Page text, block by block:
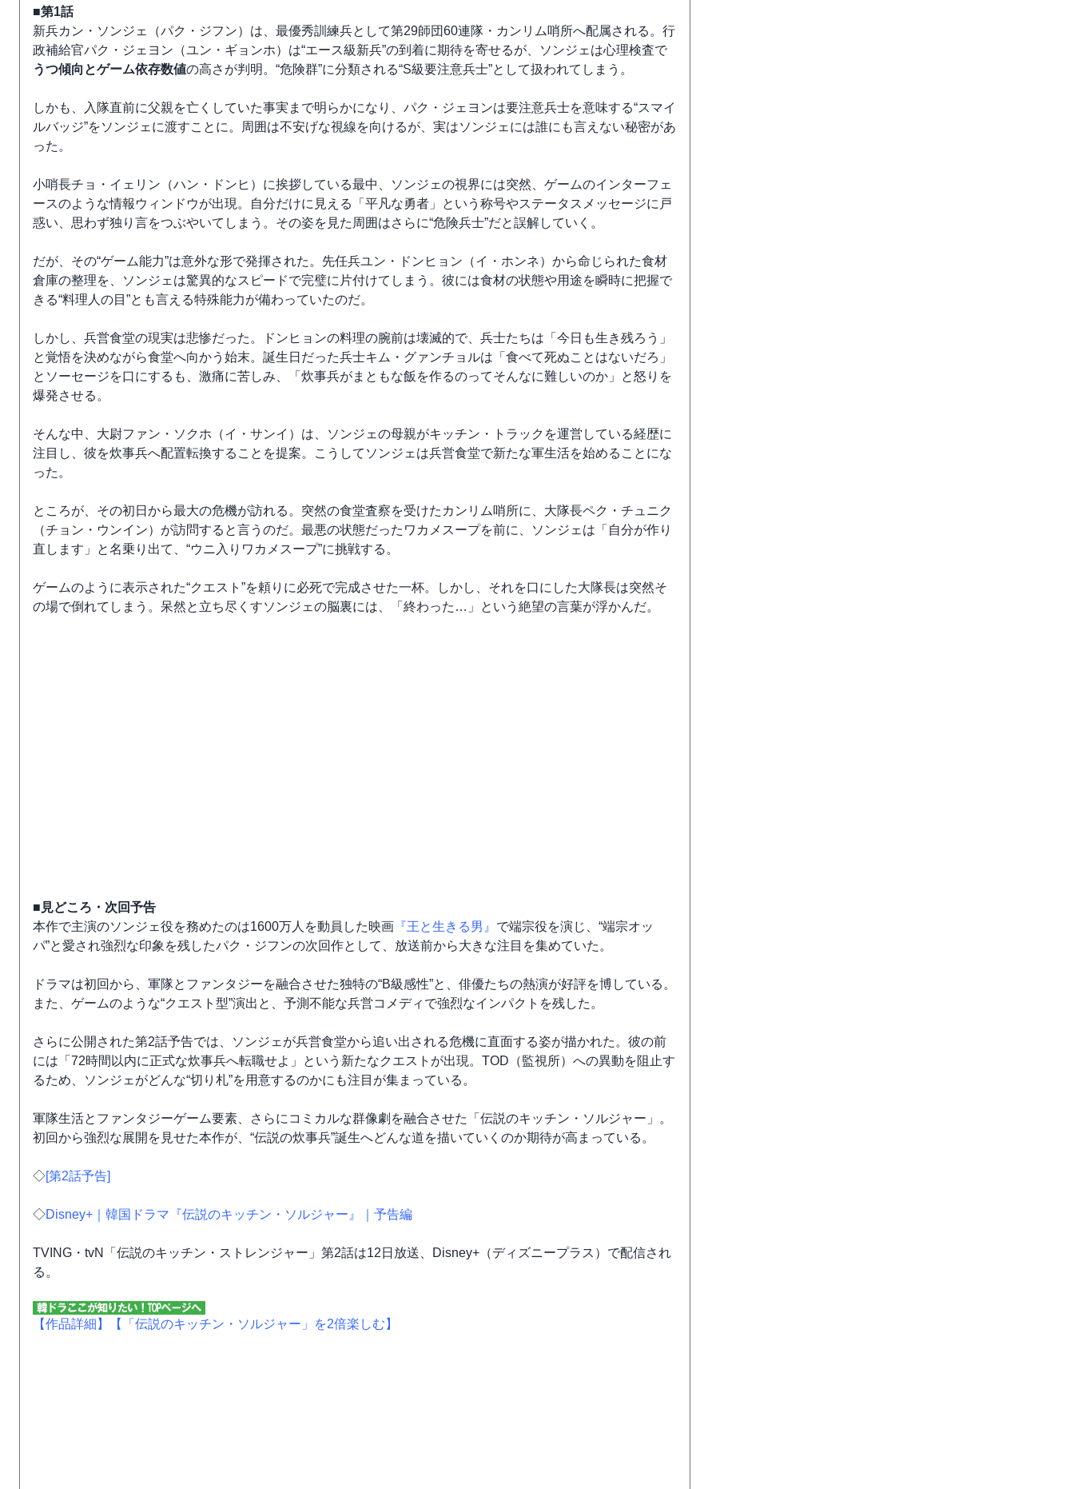
■第1話
新兵カン・ソンジェ（パク・ジフン）は、最優秀訓練兵として第29師団60連隊・カンリム哨所へ配属される。行
政補給官パク・ジェヨン（ユン・ギョンホ）は“エース級新兵”の到着に期待を寄せるが、ソンジェは心理検査で
うつ傾向とゲーム依存数値の高さが判明。“危険群”に分類される“S級要注意兵士”として扱われてしまう。
しかも、入隊直前に父親を亡くしていた事実まで明らかになり、パク・ジェヨンは要注意兵士を意味する“スマイ
ルバッジ”をソンジェに渡すことに。周囲は不安げな視線を向けるが、実はソンジェには誰にも言えない秘密があ
った。
小哨長チョ・イェリン（ハン・ドンヒ）に挨拶している最中、ソンジェの視界には突然、ゲームのインターフェ
ースのような情報ウィンドウが出現。自分だけに見える「平凡な勇者」という称号やステータスメッセージに戸
惑い、思わず独り言をつぶやいてしまう。その姿を見た周囲はさらに“危険兵士”だと誤解していく。
だが、その“ゲーム能力”は意外な形で発揮された。先任兵ユン・ドンヒョン（イ・ホンネ）から命じられた食材
倉庫の整理を、ソンジェは驚異的なスピードで完璧に片付けてしまう。彼には食材の状態や用途を瞬時に把握で
きる“料理人の目”とも言える特殊能力が備わっていたのだ。
しかし、兵営食堂の現実は悲惨だった。ドンヒョンの料理の腕前は壊滅的で、兵士たちは「今日も生き残ろう」
と覚悟を決めながら食堂へ向かう始末。誕生日だった兵士キム・グァンチョルは「食べて死ぬことはないだろ」
とソーセージを口にするも、激痛に苦しみ、「炊事兵がまともな飯を作るのってそんなに難しいのか」と怒りを
爆発させる。
そんな中、大尉ファン・ソクホ（イ・サンイ）は、ソンジェの母親がキッチン・トラックを運営している経歴に
注目し、彼を炊事兵へ配置転換することを提案。こうしてソンジェは兵営食堂で新たな軍生活を始めることにな
った。
ところが、その初日から最大の危機が訪れる。突然の食堂査察を受けたカンリム哨所に、大隊長ペク・チュニク
（チョン・ウンイン）が訪問すると言うのだ。最悪の状態だったワカメスープを前に、ソンジェは「自分が作り
直します」と名乗り出て、“ウニ入りワカメスープ”に挑戦する。
ゲームのように表示された“クエスト”を頼りに必死で完成させた一杯。しかし、それを口にした大隊長は突然そ
の場で倒れてしまう。呆然と立ち尽くすソンジェの脳裏には、「終わった…」という絶望の言葉が浮かんだ。
■見どころ・次回予告
本作で主演のソンジェ役を務めたのは1600万人を動員した映画 『王と生きる男』 で端宗役を演じ、“端宗オッ
パ”と愛され強烈な印象を残したパク・ジフンの次回作として、放送前から大きな注目を集めていた。
ドラマは初回から、軍隊とファンタジーを融合させた独特の“B級感性”と、俳優たちの熱演が好評を博している。
また、ゲームのような“クエスト型”演出と、予測不能な兵営コメディで強烈なインパクトを残した。
さらに公開された第2話予告では、ソンジェが兵営食堂から追い出される危機に直面する姿が描かれた。彼の前
には「72時間以内に正式な炊事兵へ転職せよ」という新たなクエストが出現。TOD（監視所）への異動を阻止す
るため、ソンジェがどんな“切り札”を用意するのかにも注目が集まっている。
軍隊生活とファンタジーゲーム要素、さらにコミカルな群像劇を融合させた「伝説のキッチン・ソルジャー」。
初回から強烈な展開を見せた本作が、“伝説の炊事兵”誕生へどんな道を描いていくのか期待が高まっている。
◇[第2話予告]
◇Disney+｜韓国ドラマ『伝説のキッチン・ソルジャー』｜予告編
TVING・tvN「伝説のキッチン・ストレンジャー」第2話は12日放送、Disney+（ディズニープラス）で配信され
る。
【作品詳細】 【「伝説のキッチン・ソルジャー」を2倍楽しむ】